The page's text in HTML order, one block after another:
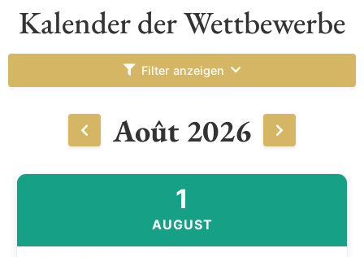
Kalender der Wettbewerbe
Filter anzeigen
Août 2026
1
AUGUST